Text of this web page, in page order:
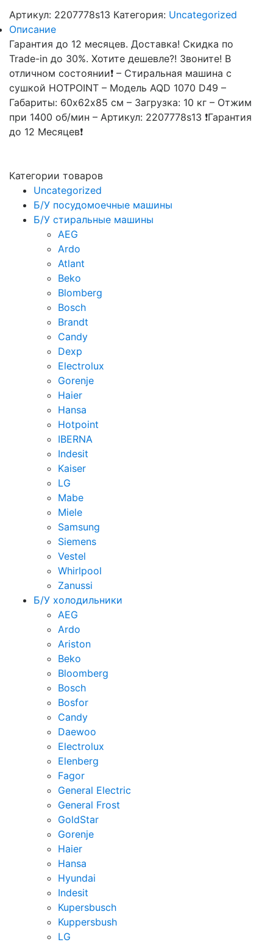
Артикул: 2207778s13 Категория: Uncategorized
Описание
Гарантия до 12 месяцев. Доставка! Скидка по
Trade-in до 30%. Хотите дешевле?! Звоните! В
отличном состоянии❗ – Стиральная машина с
сушкой HOTPOINT – Модель AQD 1070 D49 –
Габариты: 60х62х85 см – Загрузка: 10 кг – Отжим
при 1400 об/мин – Артикул: 2207778s13 ❗Гарантия
до 12 Месяцев❗
Категории товаров
Uncategorized
Б/У посудомоечные машины
Б/У стиральные машины
AEG
Ardo
Atlant
Beko
Blomberg
Bosch
Brandt
Candy
Dexp
Electrolux
Gorenje
Haier
Hansa
Hotpoint
IBERNA
Indesit
Kaiser
LG
Mabe
Miele
Samsung
Siemens
Vestel
Whirlpool
Zanussi
Б/У холодильники
AEG
Ardo
Ariston
Beko
Bloomberg
Bosch
Bosfor
Candy
Daewoo
Electrolux
Elenberg
Fagor
General Electric
General Frost
GoldStar
Gorenje
Haier
Hansa
Hyundai
Indesit
Kupersbusch
Kuppersbush
LG